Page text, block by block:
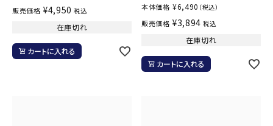
販売価格 ¥4,950 税込
在庫切れ
カートに入れる
本体価格 ¥6,490 （税込）
販売価格 ¥3,894 税込
在庫切れ
カートに入れる